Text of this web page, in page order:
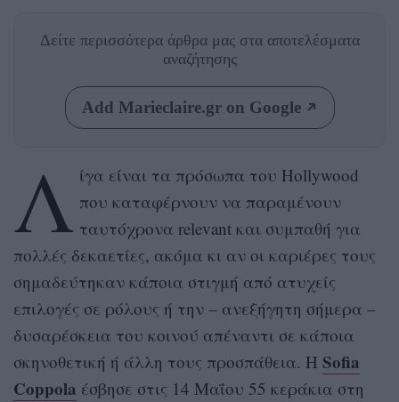
Δείτε περισσότερα άρθρα μας στα αποτελέσματα
αναζήτησης
Add Marieclaire.gr on Google
Λ ίγα είναι τα πρόσωπα του Hollywood
που καταφέρνουν να παραμένουν
ταυτόχρονα relevant και συμπαθή για
πολλές δεκαετίες, ακόμα κι αν οι καριέρες τους
σημαδεύτηκαν κάποια στιγμή από ατυχείς
επιλογές σε ρόλους ή την – ανεξήγητη σήμερα –
δυσαρέσκεια του κοινού απέναντι σε κάποια
σκηνοθετική ή άλλη τους προσπάθεια. Η Sofia
Coppola έσβησε στις 14 Μαΐου 55 κεράκια στη